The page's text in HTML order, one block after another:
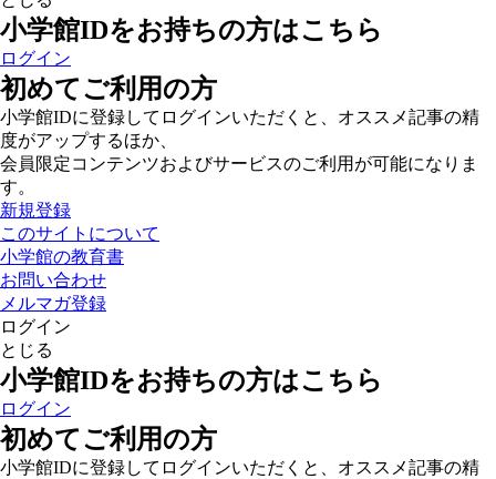
小学館IDをお持ちの方はこちら
ログイン
初めてご利用の方
小学館IDに登録してログインいただくと、オススメ記事の精
度がアップするほか、
会員限定コンテンツおよびサービスのご利用が可能になりま
す。
新規登録
このサイトについて
小学館の教育書
お問い合わせ
メルマガ登録
ログイン
とじる
小学館IDをお持ちの方はこちら
ログイン
初めてご利用の方
小学館IDに登録してログインいただくと、オススメ記事の精